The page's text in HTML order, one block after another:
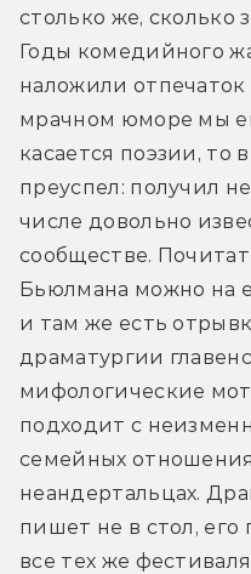
столько же, сколько
Годы комедийного
наложили отпечаток
мрачном юморе мы
касается поэзии, то
преуспел: получил
числе довольно
сообществе.
Бьюлмана можно на
и там же есть
драматургии
мифологические
подходит с
семейных
неандертальцах.
пишет не в стол,
все тех же